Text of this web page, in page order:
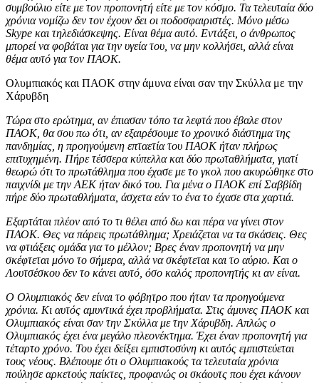
συμβούλιο είτε με τον προπονητή είτε με τον κόσμο. Τα τελευταία δύο
χρόνια νομίζω δεν τον έχουν δει οι ποδοσφαιριστές. Μόνο μέσω
Skype και τηλεδιάσκεψης. Είναι θέμα αυτό. Εντάξει, ο άνθρωπος
μπορεί να φοβάται για την υγεία του, να μην κολλήσει, αλλά είναι
θέμα αυτό για τον ΠΑΟΚ.
Ολυμπιακός και ΠΑΟΚ στην άμυνα είναι σαν την Σκύλλα με την
Χάρυβδη
Τώρα στο ερώτημα, αν έπιασαν τόπο τα λεφτά που έβαλε στον
ΠΑΟΚ, θα σου πω ότι, αν εξαιρέσουμε το χρονικό διάστημα της
πανδημίας, η προηγούμενη επταετία του ΠΑΟΚ ήταν πλήρως
επιτυχημένη. Πήρε τέσσερα κύπελλα και δύο πρωταθλήματα, γιατί
θεωρώ ότι το πρωτάθλημα που έχασε με το γκολ που ακυρώθηκε στο
παιχνίδι με την ΑΕΚ ήταν δικό του. Για μένα ο ΠΑΟΚ επί Σαββίδη
πήρε δύο πρωταθλήματα, άσχετα εάν το ένα το έχασε στα χαρτιά.
Εξαρτάται πλέον από το τι θέλει από δω και πέρα να γίνει στον
ΠΑΟΚ. Θες να πάρεις πρωτάθλημα; Χρειάζεται να τα σκάσεις. Θες
να φτιάξεις ομάδα για το μέλλον; Bρες έναν προπονητή να μην
σκέφτεται μόνο το σήμερα, αλλά να σκέφτεται και το αύριο. Και ο
Λουτσέσκου δεν το κάνει αυτό, όσο καλός προπονητής κι αν είναι.
Ο Ολυμπιακός δεν είναι το φόβητρο που ήταν τα προηγούμενα
χρόνια. Κι αυτός αμυντικά έχει προβλήματα. Στις άμυνες ΠΑΟΚ και
Ολυμπιακός είναι σαν την Σκύλλα με την Χάρυβδη. Απλώς ο
Ολυμπιακός έχει ένα μεγάλο πλεονέκτημα. Έχει έναν προπονητή για
τέταρτο χρόνο. Του έχει δείξει εμπιστοσύνη κι αυτός εμπιστεύεται
τους νέους. Βλέπουμε ότι ο Ολυμπιακούς τα τελευταία χρόνια
πούλησε αρκετούς παίκτες, προφανώς οι σκάουτς που έχει κάνουν